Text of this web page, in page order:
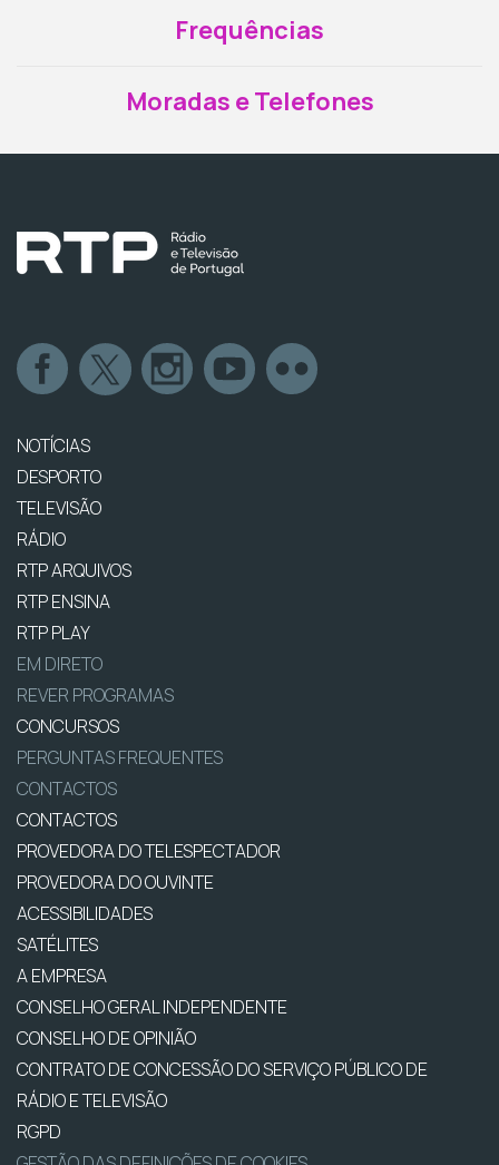
Frequências
Moradas e Telefones
NOTÍCIAS
DESPORTO
TELEVISÃO
RÁDIO
RTP ARQUIVOS
RTP ENSINA
RTP PLAY
EM DIRETO
REVER PROGRAMAS
CONCURSOS
PERGUNTAS FREQUENTES
CONTACTOS
CONTACTOS
PROVEDORA DO TELESPECTADOR
PROVEDORA DO OUVINTE
ACESSIBILIDADES
SATÉLITES
A EMPRESA
CONSELHO GERAL INDEPENDENTE
CONSELHO DE OPINIÃO
CONTRATO DE CONCESSÃO DO SERVIÇO PÚBLICO DE
RÁDIO E TELEVISÃO
RGPD